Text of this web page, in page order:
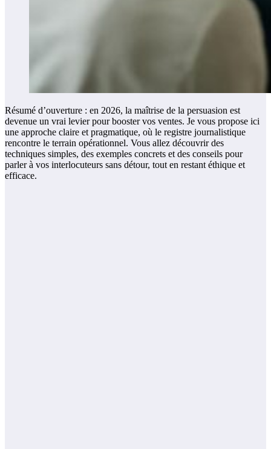
Résumé d’ouverture : en 2026, la maîtrise de la persuasion est
devenue un vrai levier pour booster vos ventes. Je vous propose ici
une approche claire et pragmatique, où le registre journalistique
rencontre le terrain opérationnel. Vous allez découvrir des
techniques simples, des exemples concrets et des conseils pour
parler à vos interlocuteurs sans détour, tout en restant éthique et
efficace.